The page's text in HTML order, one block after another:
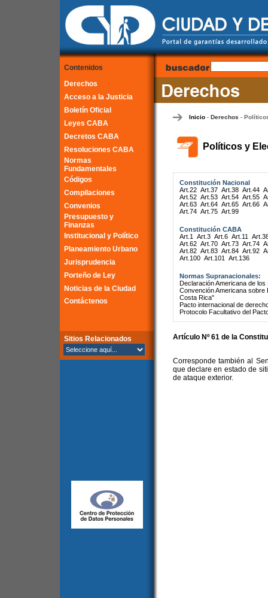
Contenidos
Derechos
Acceso a la Justicia
Boletín Oficial
Leyes CABA
Decretos CABA
Resoluciones CABA
Normas
Fundamentales
Códigos
Compilaciones
Convenios
Presupuesto y
Finanzas
Institucional y Político
Planeamiento Urbano
Jurisprudencia
Porteño de Ley
Noticias de la Ciudad
Contáctenos
Sitios Relacionados
Inicio- Derechos -
Políticos y
Constitución Nacional
Art.22 Art.37 Art.38 Art.44
Art.52 Art.53 Art.54 Art.55
Art.63 Art.64 Art.65 Art.66
Art.74 Art.75 Art.99
Constitución CABA
Art.1
Art.3 Art.6 Art.11
Art.62 Art.70 Art.73 Art.74
Art.82 Art.83 Art.84 Art.92
Art.100 Art.101 Art.136
Normas Supranacionales:
Declaración Americana de
Convención Americana
Costa Rica"
Pacto internacional de
Protocolo Facultativo del
Artículo Nº 61 de la
Corresponde también al
que declare en estado de
de ataque exterior.